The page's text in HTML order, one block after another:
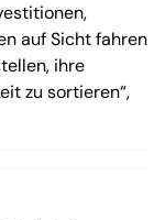
auf Sicht fahren
ihre
zu sortieren“,